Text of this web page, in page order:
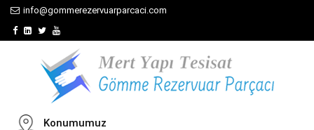
info@gommerezervuarparcaci.com
Konumumuz